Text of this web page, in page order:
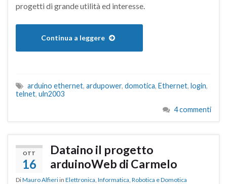
progetti di grande utilità ed interesse.
Continua a leggere
arduino ethernet, ardupower, domotica, Ethernet, login,
telnet, uln2003
4 commenti
OTT
16
Dataino il progetto
arduinoWeb di Carmelo
DiMauro Alfieri in Elettronica Informatica Robotica e Domotica